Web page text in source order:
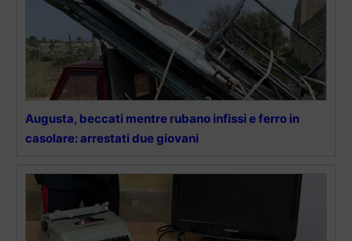
Augusta, beccati mentre rubano infissi e ferro in
casolare: arrestati due giovani